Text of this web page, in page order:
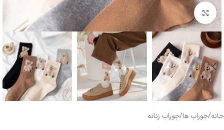
بزرگنمایی تصویر
خانه/جوراب ها/جوراب زنانه